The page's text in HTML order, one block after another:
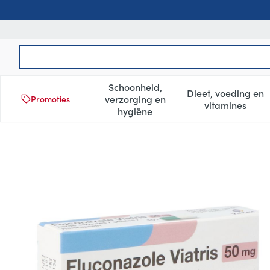
Product, merk, categorie...
Promoties
Schoonheid,
verzorging en
hygiëne
Toon submenu voor
Dieet, voeding en
vitamines
Toon